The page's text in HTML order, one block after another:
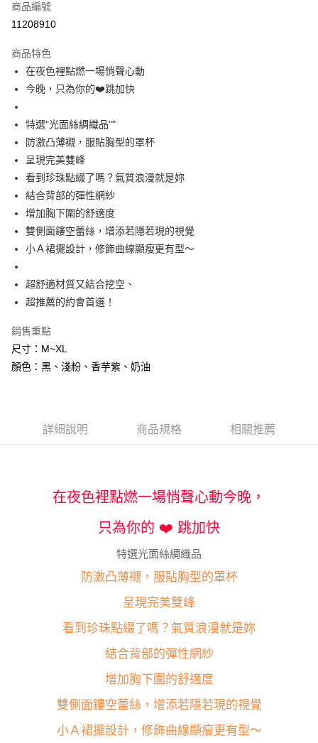
信用卡分期付款
合作金庫商業銀行
華南商業銀行
上海商業儲蓄銀行
臺灣中小企業銀行
匯豐（台灣）商業銀行
聯邦商業銀行
元大商業銀行
玉山商業銀行
星展（台灣）商業銀行
台新國際商業銀行
台灣樂天信用卡公司
6 期 0 利率 每期
華南商業銀行
國泰世華商業銀行
臺灣中小企業銀行
匯豐（台灣）商業銀行
聯邦商業銀行
遠東國際商業銀行
元大商業銀行
永豐商業銀行
玉山商業銀行
台新國際商業銀行
台灣樂天信用卡公司
超商取貨付款
LINE Pay
Apple Pay
街口支付
悠遊付
AFTEE先享後付
相關說明
【關於「AFTEE先享後付」】
１．簡單：不需註冊會員、不需綁卡、不需儲值。
２．便利：只要手機號碼，簡訊認證，即可結帳。
１．於結帳方式選擇「AFTEE先享後付」後，將跳轉至「AFTEE先享後付」
結帳頁面，進行簡訊認證並確認金額後，即可完成結帳。
購買商品的店家。未經商家同意取消之訂單仍視為有效，需透過AFTEE先享
【注意事項】
１．透過由恩沛科技股份有限公司提供之「AFTEE先享後付」服務完成之交
易，需依本服務之必要範圍內提供個人資料，並將交易相關給付款項請求債
２．關於個人資料處理事宜，請瀏覽以下網址：
https://aftee.tw/terms/#terms3
３．未成年的使用者請事先徵得法定代理人或監護人之同意方可使用
「AFTEE先享後付」，若未經同意申辦者引起之損失，本公司不負相關責
４．使用「AFTEE先享後付」時，將依據個別帳號之用戶狀況，依本公司即
時審查核予不同之上限額度；若仍有額度不足之情形，本公司將視審查結果
請求用戶進行身份認證。
５．嚴禁一人註冊多個帳號或使用他人資訊註冊。若發現惡意使用之情形，
恩沛科技股份有限公司將有權停止該用戶之使用額度並採取法律行動。
運送方式
每筆NT$80，滿NT$600(含以上)免運費
7-11付款取貨
每筆NT$80，滿NT$600(含以上)免運費
商品編號
11208910
商品特色
在夜色裡點燃一場悄聲心動
今晚，只為你的❤️跳加快
特選"光面絲綢織品""
防激凸薄襯，服貼胸型的罩杯
呈現完美雙峰
看到珍珠點綴了嗎？氣質浪漫就是妳
結合背部的彈性網紗
增加胸下圍的舒適度
雙側面鏤空蕾絲，增添若隱若現的視覺
小Ａ裙擺設計，修飾曲線顯瘦更有型～
超舒適材質又結合挖空、
超推薦的約會首選！
銷售重點
尺寸：M~XL
顏色：黑、淺粉、香芋紫、奶油
詳細說明 商品規格 相關推薦
在夜色裡點燃一場悄聲心動今晚，
只為你的 ❤️ 跳加快
特選光面絲綢織品
防激凸薄襯，服貼胸型的罩杯
呈現完美雙峰
看到珍珠點綴了嗎？氣質浪漫就是妳
結合背部的彈性網紗
增加胸下圍的舒適度
雙側面鏤空蕾絲，增添若隱若現的視覺
小Ａ裙擺設計，修飾曲線顯瘦更有型～